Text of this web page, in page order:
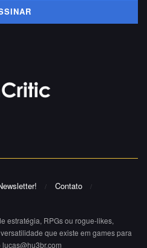
Contato
estratégia, RPGs ou rogue-likes,
que existe em games para